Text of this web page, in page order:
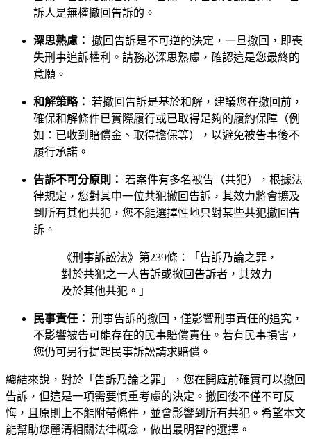
訴人是無權撤回告訴的。
深思熟慮： 撤回告訴是不可逆的決定，一旦撤回，即喪
失刑事追訴權利。請務必深思熟慮，確認這是您最終的
意願。
和解策略： 若撤回告訴是基於和解，建議您在撤回前，
確保和解條件已實際履行或已取得足夠的履約保障（例
如：已收到賠償金、取得擔保等），以避免被告事後不
履行承諾。
告訴不可分原則： 若案件有多名被告（共犯），根據法
律規定，您對其中一位共犯撤回告訴，其效力將會擴及
到所有其他共犯，您不能選擇性地只對某些共犯撤回告
訴。
《刑事訴訟法》第239條：「告訴乃論之罪，
對於共犯之一人告訴或撤回告訴者，其效力
及於其他共犯。」
民事責任： 刑事告訴的撤回，僅影響刑事責任的追究，
不影響被告可能存在的民事賠償責任。若有民事損害，
您仍可另行提起民事訴訟請求賠償。
總結來說，對於「告訴乃論之罪」，您在開庭前確實可以撤回
告訴，但這是一項需要慎重考慮的決定。撤回後不僅不可反
悔，且原則上不能附帶條件，並會影響到所有共犯。希望本文
能幫助您釐清相關法律概念，做出最明智的選擇。